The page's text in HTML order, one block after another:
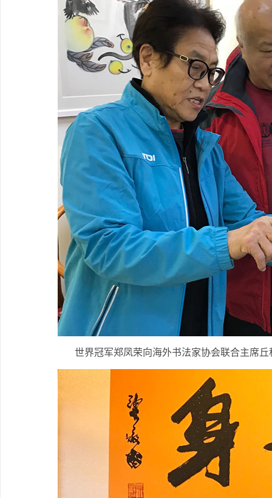
世界冠军郑凤荣向海外书法家协会联合主席